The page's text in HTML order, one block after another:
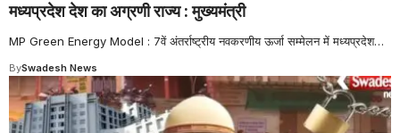
मध्यप्रदेश देश का अग्रणी राज्य : मुख्यमंत्री
MP Green Energy Model : 7वें अंतर्राष्ट्रीय नवकरणीय ऊर्जा सम्मेलन में मध्यप्रदेश…
BySwadesh News